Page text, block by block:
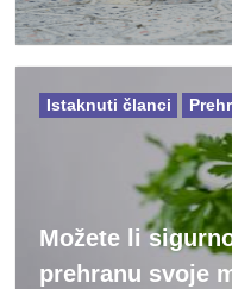
Možete li
prehranu svoje
Istaknuti članci